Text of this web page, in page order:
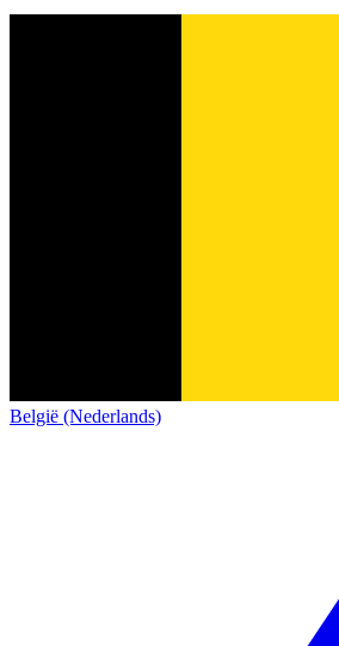
België (Nederlands)